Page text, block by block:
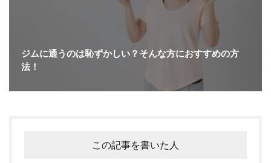
ジムに通うのは恥ずかしい？そんな方におすすめの方
法！
この記事を書いた人